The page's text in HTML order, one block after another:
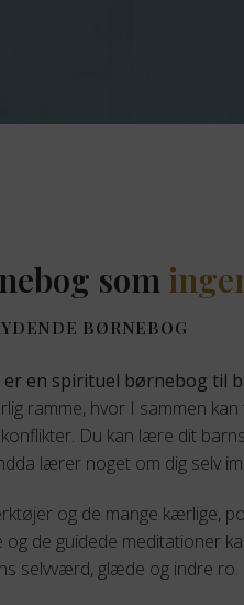
som
BØRNEBOG
en spirituel børnebog til
ramme, hvor I sammen
Du kan lære dit
lærer noget om dig selv
og de mange kærlige,
de guidede meditationer
selvværd, glæde og indre ro.